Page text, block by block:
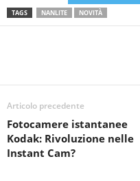
TAGS NANLITE NOVITÀ
Articolo precedente
Fotocamere istantanee
Kodak: Rivoluzione nelle
Instant Cam?